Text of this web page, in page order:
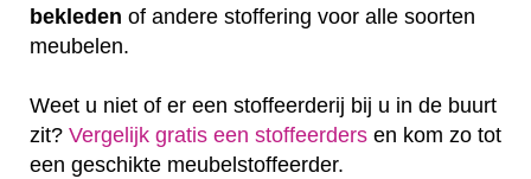
bekleden of andere stoffering voor alle soorten
meubelen.
Weet u niet of er een stoffeerderij bij u in de buurt
zit? Vergelijk gratis een stoffeerders en kom zo tot
een geschikte meubelstoffeerder.